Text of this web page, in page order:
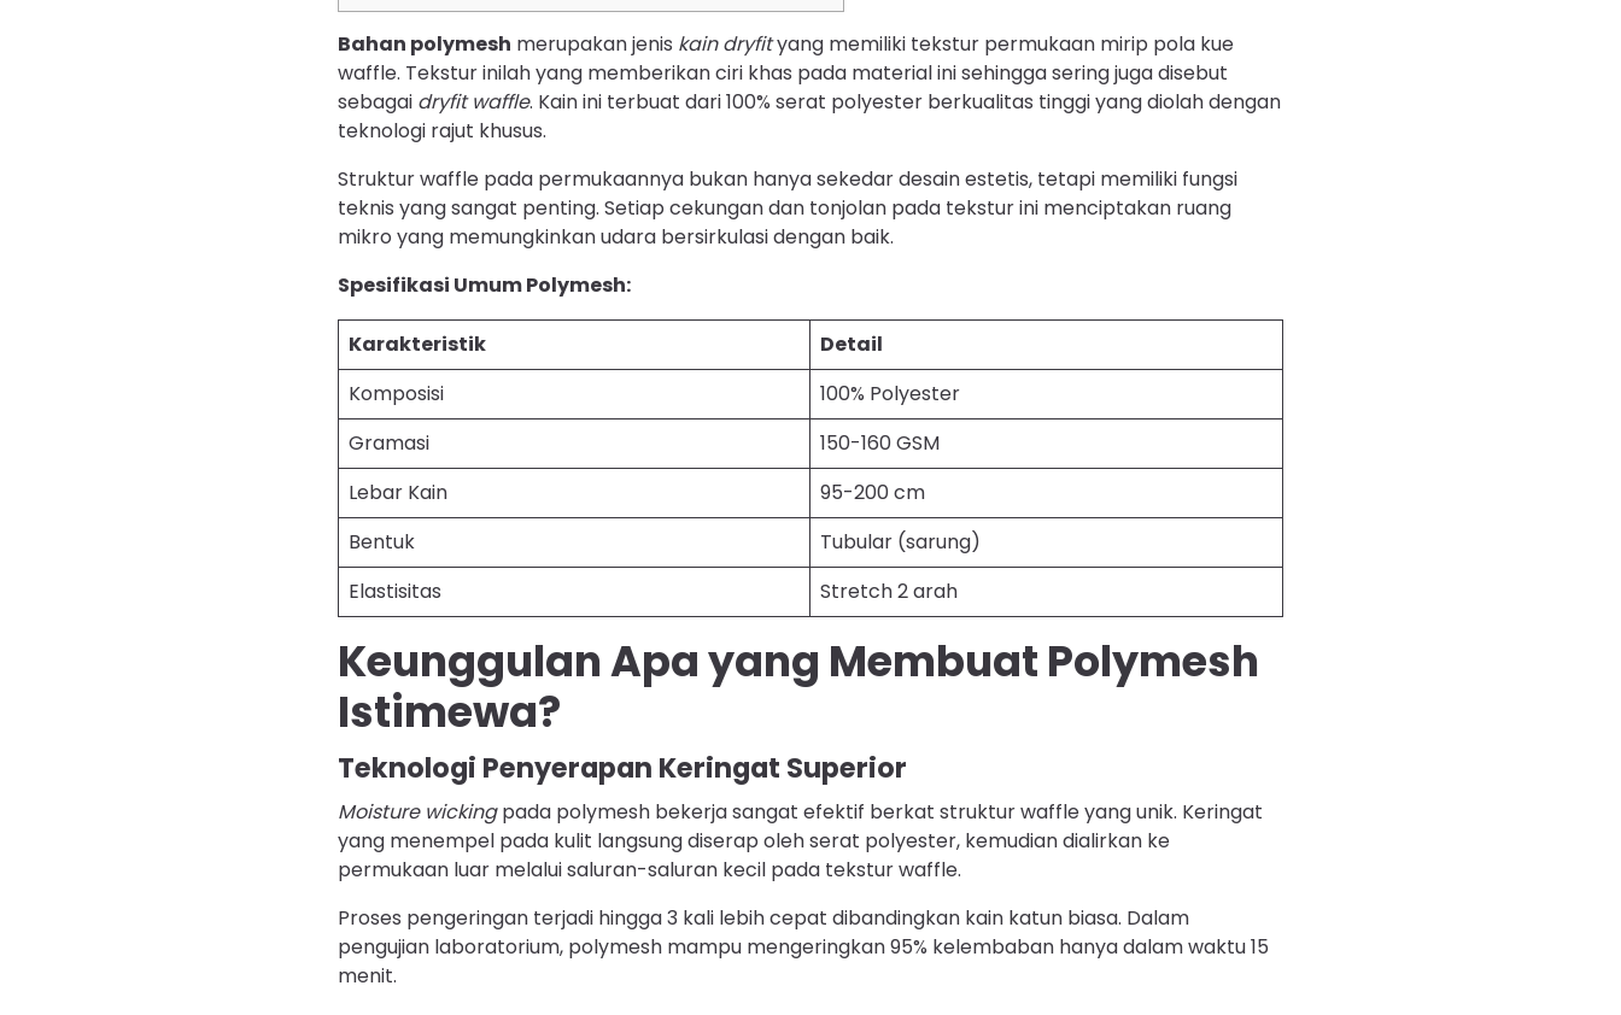
Bahan polymesh merupakan jenis kain dryfityang memiliki tekstur permukaan mirip pola kue
waffle. Tekstur inilah yang memberikan ciri khas pada material ini sehingga sering juga disebut
sebagai dryfit waffle. Kain ini terbuat dari 100% serat polyester berkualitas tinggi yang diolah dengan
teknologi rajut khusus.
Struktur waffle pada permukaannya bukan hanya sekedar desain estetis, tetapi memiliki fungsi
teknis yang sangat penting. Setiap cekungan dan tonjolan pada tekstur ini menciptakan ruang
mikro yang memungkinkan udara bersirkulasi dengan baik.
Spesifikasi Umum Polymesh:
Karakteristik
Detail
Komposisi
100% Polyester
Gramasi
150-160 GSM
Lebar Kain
95-200 cm
Bentuk
Tubular (sarung)
Elastisitas
Stretch 2 arah
Keunggulan Apa yang Membuat Polymesh
Istimewa?
Teknologi Penyerapan Keringat Superior
Moisture wickingpada polymesh bekerja sangat efektif berkat struktur waffle yang unik. Keringat
yang menempel pada kulit langsung diserap oleh serat polyester, kemudian dialirkan ke
permukaan luar melalui saluran-saluran kecil pada tekstur waffle.
Proses pengeringan terjadi hingga 3 kali lebih cepat dibandingkan kain katun biasa. Dalam
pengujian laboratorium, polymesh mampu mengeringkan 95% kelembaban hanya dalam waktu 15
menit.